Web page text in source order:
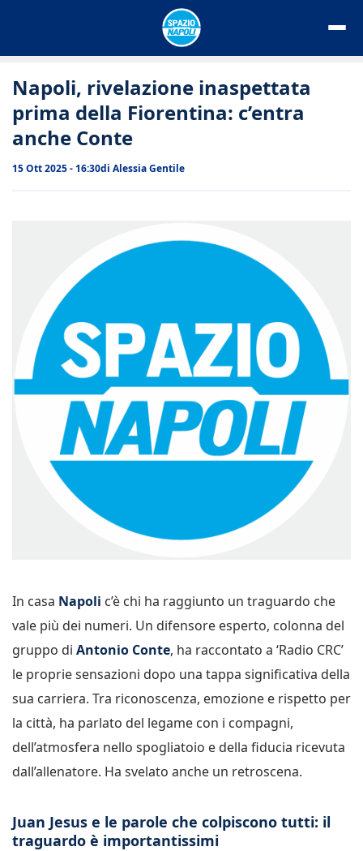
Napoli, rivelazione inaspettata
prima della Fiorentina: c’entra
anche Conte
15 Ott 2025 - 16:30di Alessia Gentile
In casa Napoli c’è chi ha raggiunto un traguardo che
vale più dei numeri. Un difensore esperto, colonna del
gruppo di Antonio Conte, ha raccontato a ‘Radio CRC’
le proprie sensazioni dopo una tappa significativa della
sua carriera. Tra riconoscenza, emozione e rispetto per
la città, ha parlato del legame con i compagni,
dell’atmosfera nello spogliatoio e della fiducia ricevuta
dall’allenatore. Ha svelato anche un retroscena.
Juan Jesus e le parole che colpiscono tutti: il
traguardo è importantissimi